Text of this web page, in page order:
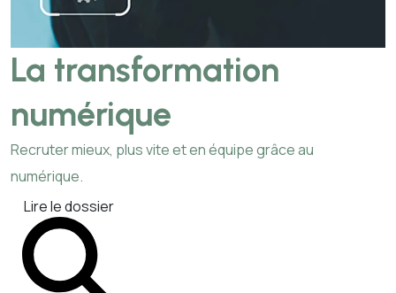
La transformation
numérique
Recruter mieux, plus vite et en équipe grâce au
numérique.
Lire le dossier